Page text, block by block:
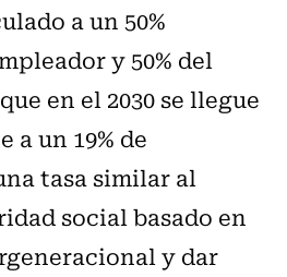
a un 50%
y 50% del
en el 2030 se llegue
un 19% de
tasa similar al
social basado en
y dar